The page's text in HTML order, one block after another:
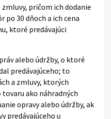
pričom ich dodanie
po 30 dňoch a ich cena
ktoré predávajúci
alebo údržby, o ktoré
predávajúceho; to
a zmluvy, ktorých
ako náhradných
opravy alebo údržby, ak
predávajúceho u